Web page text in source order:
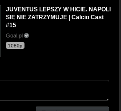
JUVENTUS LEPSZY W HICIE. NAPOLI
SIĘ NIE ZATRZYMUJE | Calcio Cast
#15
Goal.pl
1080p